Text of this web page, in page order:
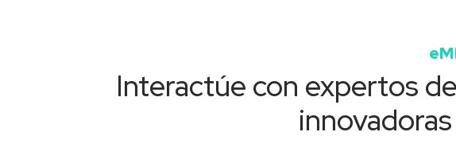
Interactúe con expertos